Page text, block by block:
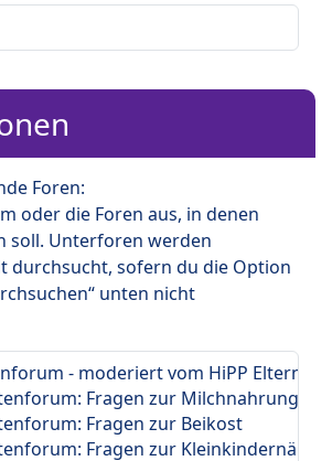
Foren:
oder die Foren aus, in denen
soll. Unterforen werden
durchsucht, sofern du die Option
unten nicht